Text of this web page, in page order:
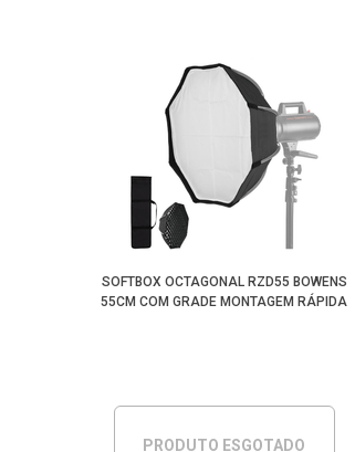
SOFTBOX OCTAGONAL RZD55 BOWENS
55CM COM GRADE MONTAGEM RÁPIDA
PRODUTO ESGOTADO